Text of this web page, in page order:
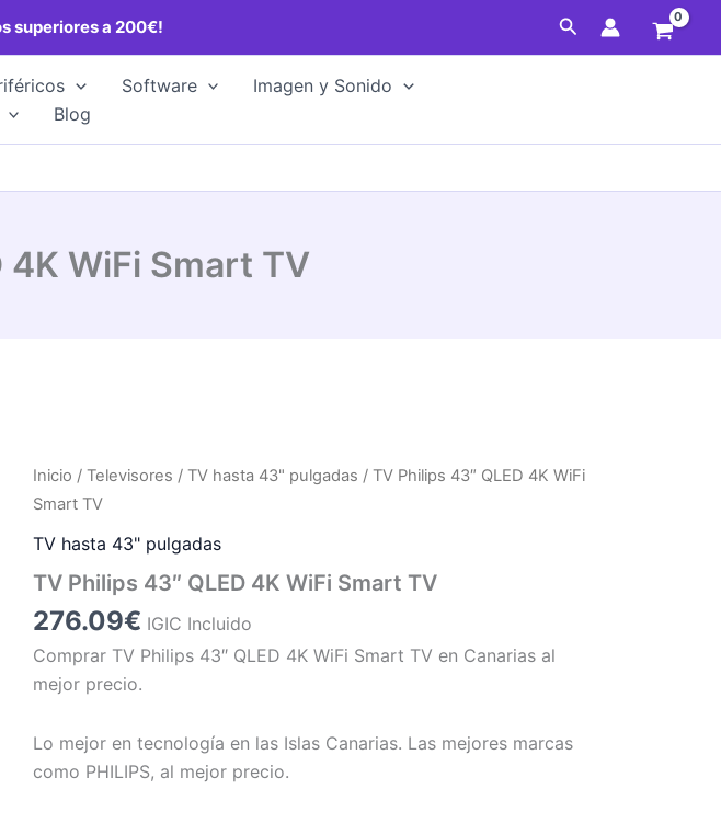
superiores a 200€! Buscar
Software
Imagen y Sonido
Blog
4K WiFi Smart TV
Inicio /Televisores /TV hasta 43" pulgadas / TV Philips 43″ QLED 4K WiFi
Smart TV
TV hasta 43" pulgadas
TV Philips 43″ QLED 4K WiFi Smart TV
276.09€ IGIC Incluido
Comprar TV Philips 43″ QLED 4K WiFi Smart TV en Canarias al
mejor precio.
Lo mejor en tecnología en las Islas Canarias. Las mejores marcas
como PHILIPS, al mejor precio.